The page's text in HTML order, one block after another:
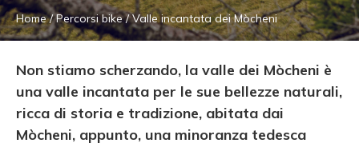
Home/Percorsi bike/Valle incantata dei Mòcheni
Non stiamo scherzando, la valle dei Mòcheni è
una valle incantata per le sue bellezze naturali,
ricca di storia e tradizione, abitata dai
Mòcheni, appunto, una minoranza tedesca